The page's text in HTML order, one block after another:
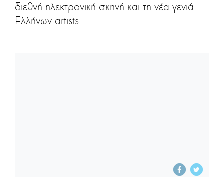
διεθνή ηλεκτρονική σκηνή και τη νέα γενιά
Ελλήνων artists.